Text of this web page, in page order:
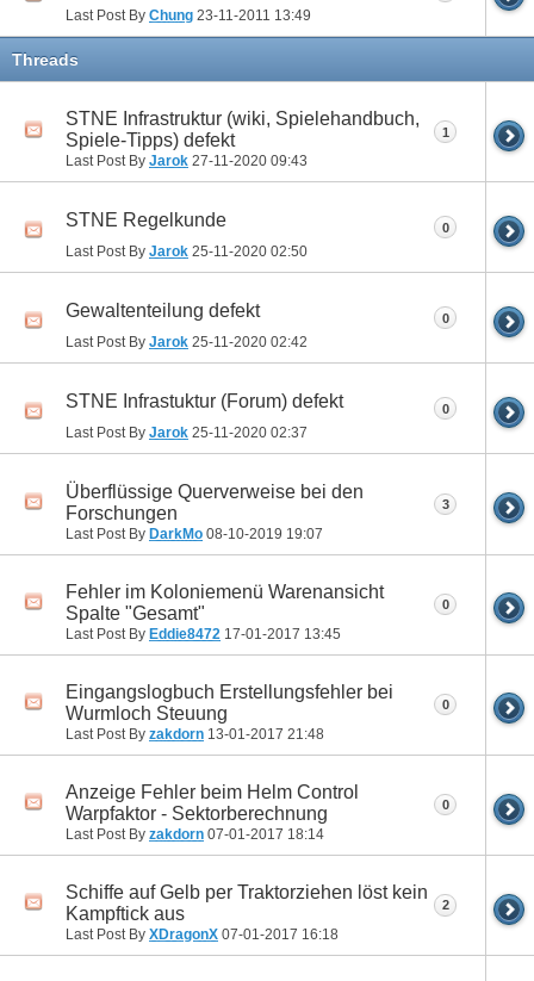
Last Post By Chung 23-11-2011 13:49
Threads
STNE Infrastruktur (wiki, Spielehandbuch,
Spiele-Tipps) defekt
Last Post By Jarok 27-11-2020 09:43
1
STNE Regelkunde
Last Post By Jarok 25-11-2020 02:50
0
Gewaltenteilung defekt
Last Post By Jarok 25-11-2020 02:42
0
STNE Infrastuktur (Forum) defekt
Last Post By Jarok 25-11-2020 02:37
0
Überflüssige Querverweise bei den
Forschungen
Last Post By DarkMo 08-10-2019 19:07
3
Fehler im Koloniemenü Warenansicht
Spalte "Gesamt"
Last Post By Eddie8472 17-01-2017 13:45
0
Eingangslogbuch Erstellungsfehler bei
Wurmloch Steuung
Last Post By zakdorn 13-01-2017 21:48
0
Anzeige Fehler beim Helm Control
Warpfaktor - Sektorberechnung
Last Post By zakdorn 07-01-2017 18:14
0
Schiffe auf Gelb per Traktorziehen löst kein
Kampftick aus
Last Post By XDragonX 07-01-2017 16:18
2